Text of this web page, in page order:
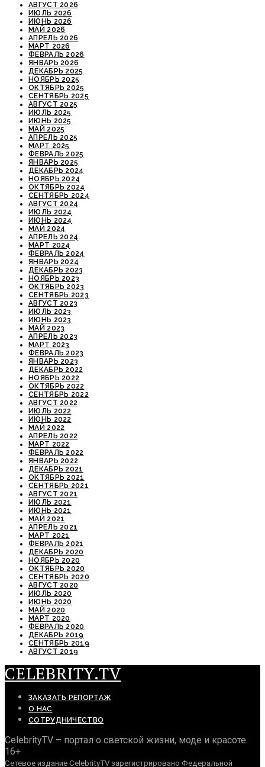
АВГУСТ 2026
ИЮЛЬ 2026
ИЮНЬ 2026
МАЙ 2026
АПРЕЛЬ 2026
МАРТ 2026
ФЕВРАЛЬ 2026
ЯНВАРЬ 2026
ДЕКАБРЬ 2025
НОЯБРЬ 2025
ОКТЯБРЬ 2025
СЕНТЯБРЬ 2025
АВГУСТ 2025
ИЮЛЬ 2025
ИЮНЬ 2025
МАЙ 2025
АПРЕЛЬ 2025
МАРТ 2025
ФЕВРАЛЬ 2025
ЯНВАРЬ 2025
ДЕКАБРЬ 2024
НОЯБРЬ 2024
ОКТЯБРЬ 2024
СЕНТЯБРЬ 2024
АВГУСТ 2024
ИЮЛЬ 2024
ИЮНЬ 2024
МАЙ 2024
АПРЕЛЬ 2024
МАРТ 2024
ФЕВРАЛЬ 2024
ЯНВАРЬ 2024
ДЕКАБРЬ 2023
НОЯБРЬ 2023
ОКТЯБРЬ 2023
СЕНТЯБРЬ 2023
АВГУСТ 2023
ИЮЛЬ 2023
ИЮНЬ 2023
МАЙ 2023
АПРЕЛЬ 2023
МАРТ 2023
ФЕВРАЛЬ 2023
ЯНВАРЬ 2023
ДЕКАБРЬ 2022
НОЯБРЬ 2022
ОКТЯБРЬ 2022
СЕНТЯБРЬ 2022
АВГУСТ 2022
ИЮЛЬ 2022
ИЮНЬ 2022
МАЙ 2022
АПРЕЛЬ 2022
МАРТ 2022
ФЕВРАЛЬ 2022
ЯНВАРЬ 2022
ДЕКАБРЬ 2021
ОКТЯБРЬ 2021
СЕНТЯБРЬ 2021
АВГУСТ 2021
ИЮЛЬ 2021
ИЮНЬ 2021
МАЙ 2021
АПРЕЛЬ 2021
МАРТ 2021
ФЕВРАЛЬ 2021
ДЕКАБРЬ 2020
НОЯБРЬ 2020
ОКТЯБРЬ 2020
СЕНТЯБРЬ 2020
АВГУСТ 2020
ИЮЛЬ 2020
ИЮНЬ 2020
МАЙ 2020
МАРТ 2020
ФЕВРАЛЬ 2020
ДЕКАБРЬ 2019
СЕНТЯБРЬ 2019
АВГУСТ 2019
CELEBRITY.TV
ЗАКАЗАТЬ РЕПОРТАЖ
О НАС
СОТРУДНИЧЕСТВО
CelebrityTV – портал о светской жизни, моде и красоте.
16+
Сетевое издание CelebrityTV зарегистрировано Федеральной